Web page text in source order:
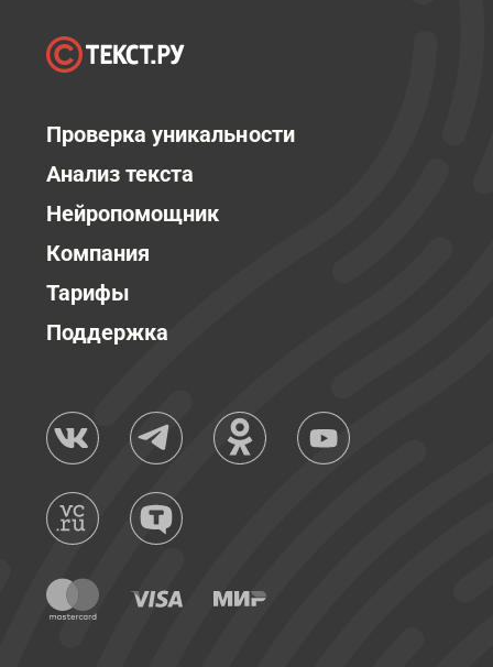
Проверка уникальности
Анализ текста
Нейропомощник
Компания
Тарифы
Поддержка